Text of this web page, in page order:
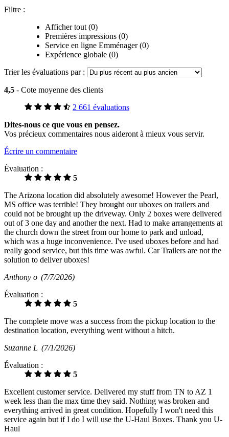
Filtre :
Afficher tout (0)
Premières impressions (0)
Service en ligne Emménager (0)
Expérience globale (0)
Trier les évaluations par :
4,5 - Cote moyenne des clients
2 661 évaluations
Dites-nous ce que vous en pensez.
Vos précieux commentaires nous aideront à mieux vous servir.
Écrire un commentaire
Évaluation :
5
The Arizona location did absolutely awesome! However the Pearl,
MS office was terrible! They brought our uboxes on trailers and
could not be brought up the driveway. Only 2 boxes were delivered
out of 3 one day and another the next. Had to make arrangements at
the church down the street from our home to park and unload,
which was a huge inconvenience. I've used uboxes before and had
really good service, but this time was awful. Car Trailers are not the
solution to deliver uboxes!
Anthony o (7/7/2026)
Évaluation :
5
The complete move was a success from the pickup location to the
destination location, everything went without a hitch.
Suzanne L (7/1/2026)
Évaluation :
5
Excellent customer service. Delivered my stuff from TN to AZ 1
week less than the max time they said. Nothing was broken and
everything arrived in great condition. Hopefully I won't need this
service again but if I do I will use the U-Haul Boxes. Thank you U-
Haul